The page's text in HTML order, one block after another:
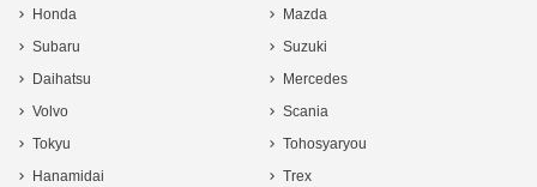
Honda
Mazda
Subaru
Suzuki
Daihatsu
Mercedes
Volvo
Scania
Tokyu
Tohosyaryou
Hanamidai
Trex